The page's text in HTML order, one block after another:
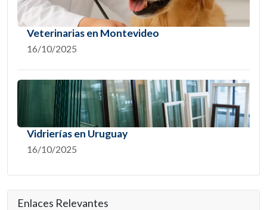
Veterinarias en Montevideo
16/10/2025
Vidrierías en Uruguay
16/10/2025
Enlaces Relevantes